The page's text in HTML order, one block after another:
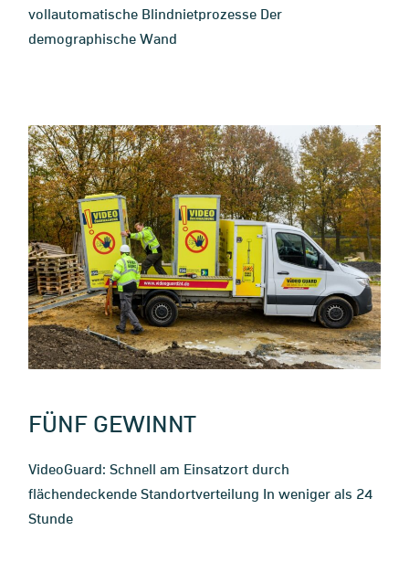
vollautomatische Blindnietprozesse Der
demographische Wand
FÜNF GEWINNT
VideoGuard: Schnell am Einsatzort durch
flächendeckende Standortverteilung In weniger als 24
Stunde